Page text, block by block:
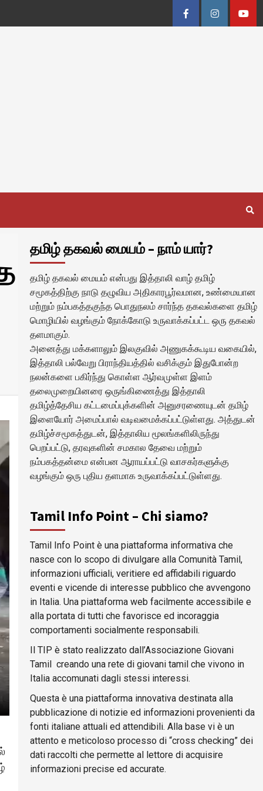
FacebookInstagram
தமிழ் தகவல் மையம் – நாம் யார்?
தமிழ் தகவல் மையம் என்பது இத்தாலி வாழ் தமிழ்
சமூகத்திற்கு நாடு தழுவிய அதிகாரபூர்வமான, உண்மையான
மற்றும் நம்பகத்தகுந்த பொதுநலம் சார்ந்த தகவல்களை தமிழ்
மொழியில் வழங்கும் நோக்கோடு உருவாக்கப்பட்ட ஒரு தகவல்
தளமாகும்.
அனைத்து மக்களாலும் இலகுவில் அணுகக்கூடிய வகையில்,
இத்தாலி பல்வேறு பிராந்தியத்தில் வசிக்கும் இதுபோன்ற
நலன்களை பகிர்ந்து கொள்ள ஆர்வமுள்ள இளம்
தலைமுறையினரை ஒருங்கிணைத்து இத்தாலி
தமிழ்த்தேசிய கட்டமைப்புக்களின் அனுசரணையுடன் தமிழ்
இளையோர் அமைப்பால் வடிவமைக்கப்பட்டுள்ளது. அத்துடன்
தமிழ்ச்சமூகத்துடன், இத்தாலிய மூலங்களிலிருந்து
பெறப்பட்டு, தரவுகளின் சமகால தேவை மற்றும்
நம்பகத்தன்மை என்பன ஆராயப்பட்டு வாசகர்களுக்கு
வழங்கும் ஒரு புதிய தளமாக உருவாக்கப்பட்டுள்ளது.
Tamil Info Point – Chi siamo?
Tamil Info Point è una piattaforma informativa che
nasce con lo scopo di divulgare alla Comunità Tamil,
informazioni ufficiali, veritiere ed affidabili riguardo
eventi e vicende di interesse pubblico che avvengono
in Italia. Una piattaforma web facilmente accessibile e
alla portata di tutti che favorisce ed incoraggia
comportamenti socialmente responsabili.
Il TIP è stato realizzato dall’Associazione Giovani
Tamil creando una rete di giovani tamil che vivono in
Italia accomunati dagli stessi interessi.
Questa è una piattaforma innovativa destinata alla
pubblicazione di notizie ed informazioni provenienti da
fonti italiane attuali ed attendibili. Alla base vi è un
attento e meticoloso processo di “cross checking” dei
dati raccolti che permette al lettore di acquisire
informazioni precise ed accurate.